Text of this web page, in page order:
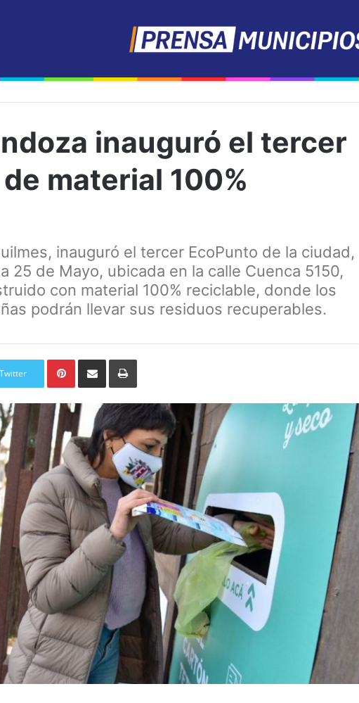
inauguró el tercer
material 100%
inauguró el tercer EcoPunto de la ciudad,
25 de Mayo, ubicada en la calle Cuenca 5150,
con material 100% reciclable, donde los
podrán llevar sus residuos recuperables.
Twitter
PinterestShare
Email
Print